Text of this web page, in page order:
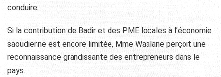
conduire.
Si la contribution de Badir et des PME locales à l’économie
saoudienne est encore limitée, Mme Waalane perçoit une
reconnaissance grandissante des entrepreneurs dans le
pays.